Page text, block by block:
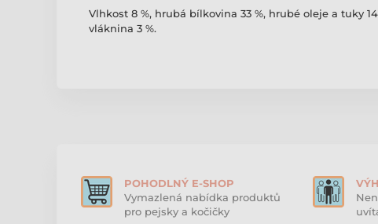
Vlhkost 8 %, hrubá bílkovina 33 %, hrubé oleje a tuky
vláknina 3 %.
POHODLNÝ E-SHOP
Vymazlená nabídka produktů
pro pejsky a kočičky